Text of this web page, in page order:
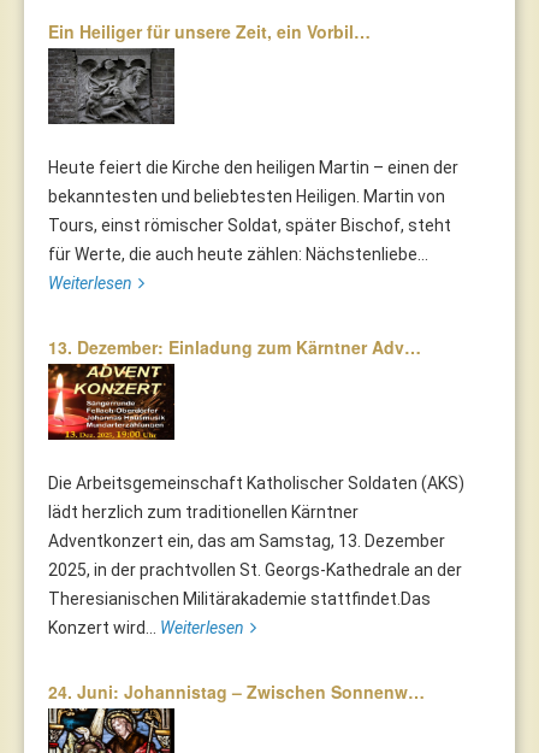
Ein Heiliger für unsere Zeit, ein Vorbil…
Heute feiert die Kirche den heiligen Martin – einen der
bekanntesten und beliebtesten Heiligen. Martin von
Tours, einst römischer Soldat, später Bischof, steht
für Werte, die auch heute zählen: Nächstenliebe...
Weiterlesen
13. Dezember: Einladung zum Kärntner Adv…
Die Arbeitsgemeinschaft Katholischer Soldaten (AKS)
lädt herzlich zum traditionellen Kärntner
Adventkonzert ein, das am Samstag, 13. Dezember
2025, in der prachtvollen St. Georgs-Kathedrale an der
Theresianischen Militärakademie stattfindet.Das
Konzert wird... Weiterlesen
24. Juni: Johannistag – Zwischen Sonnenw…